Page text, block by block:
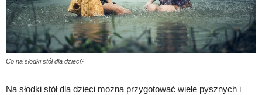
Co na słodki stół dla dzieci?
Na słodki stół dla dzieci można przygotować wiele pysznych i